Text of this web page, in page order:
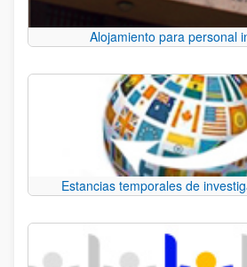
Alojamiento para personal
Estancias temporales de